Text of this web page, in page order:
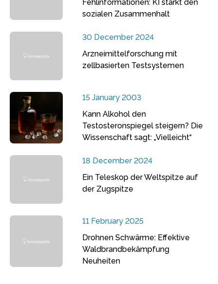
Fehlinformationen: KI stärkt den
sozialen Zusammenhalt
30 December 2024
Arzneimittelforschung mit
zellbasierten Testsystemen
15 January 2003
Kann Alkohol den
Testosteronspiegel steigern? Die
Wissenschaft sagt: „Vielleicht“
18 December 2024
Ein Teleskop der Weltspitze auf
der Zugspitze
11 February 2025
Drohnen Schwärme: Effektive
Waldbrandbekämpfung
Neuheiten